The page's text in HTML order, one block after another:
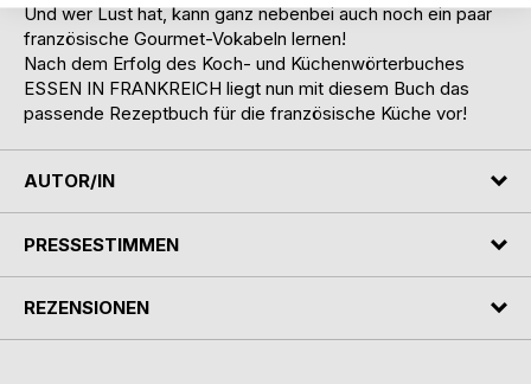
Und wer Lust hat, kann ganz nebenbei auch noch ein paar
französische Gourmet-Vokabeln lernen!
Nach dem Erfolg des Koch- und Küchenwörterbuches
ESSEN IN FRANKREICH liegt nun mit diesem Buch das
passende Rezeptbuch für die französische Küche vor!
AUTOR/IN
PRESSESTIMMEN
REZENSIONEN